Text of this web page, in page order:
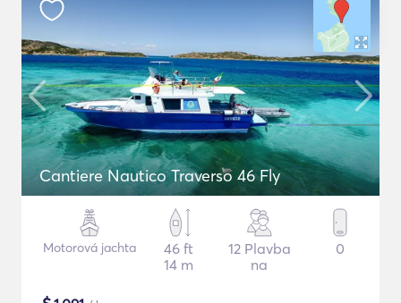
Cantiere Nautico Traverso 46 Fly
Motorová jachta
46 ft
14 m
12 Plavba
na
0